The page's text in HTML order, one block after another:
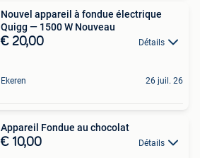
Nouvel appareil à fondue électrique
Quigg — 1500 W Nouveau
€ 20,00 Détails
Ekeren 26 juil. 26
Appareil Fondue au chocolat
€ 10,00 Détails